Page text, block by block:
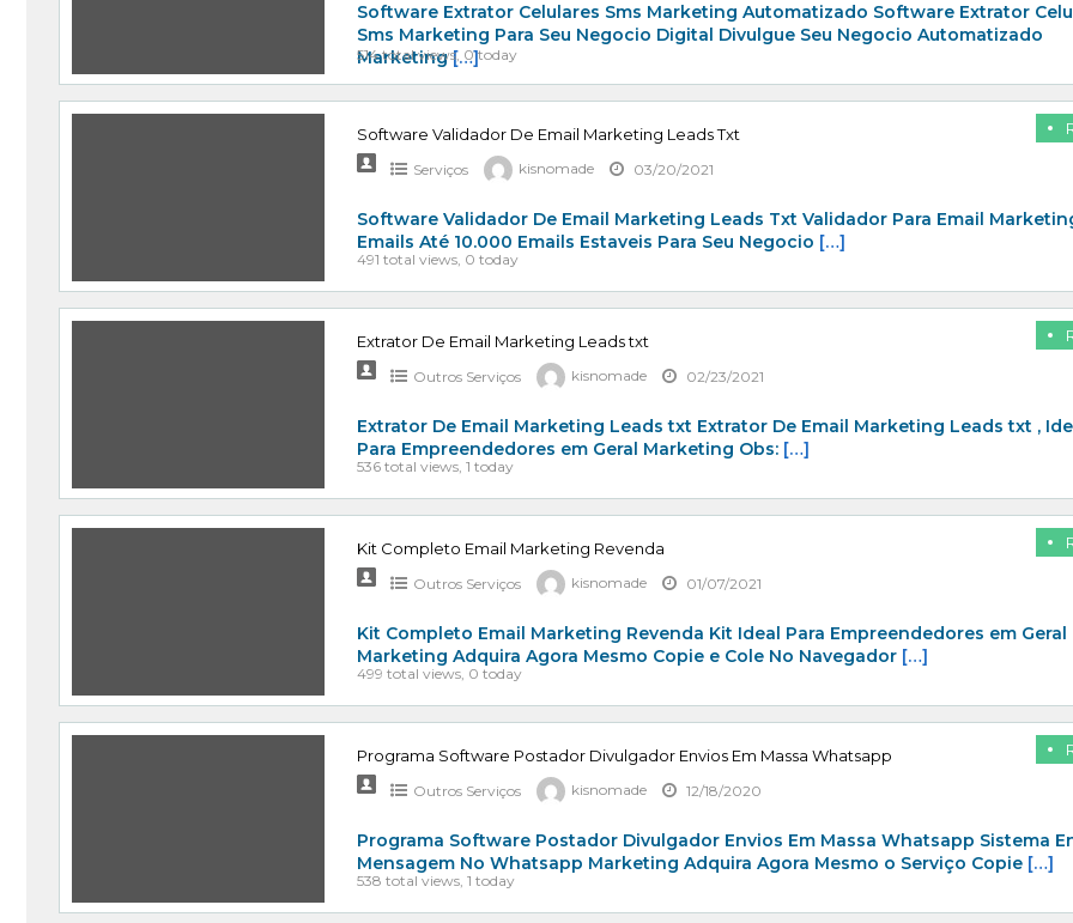
Software Extrator Celulares Sms Marketing Automatizado Software Extrator
Sms Marketing Para Seu Negocio Digital Divulgue Seu Negocio Automatizado
Marketing[…]
514 total views, 0 today
Software Validador De Email Marketing Leads Txt
Serviços kisnomade 03/20/2021
Software Validador De Email Marketing Leads Txt Validador Para Email
Emails Até 10.000 Emails Estaveis Para Seu Negocio […]
491 total views, 0 today
Extrator De Email Marketing Leads txt
Outros Serviços kisnomade 02/23/2021
Extrator De Email Marketing Leads txt Extrator De Email Marketing Leads txt ,
Para Empreendedores em Geral Marketing Obs: […]
536 total views, 1 today
Kit Completo Email Marketing Revenda
Outros Serviços kisnomade 01/07/2021
Kit Completo Email Marketing Revenda Kit Ideal Para Empreendedores em Geral
Marketing Adquira Agora Mesmo Copie e Cole No Navegador […]
499 total views, 0 today
Programa Software Postador Divulgador Envios Em Massa Whatsapp
Outros Serviços kisnomade 12/18/2020
Programa Software Postador Divulgador Envios Em Massa Whatsapp Sistema
Mensagem No Whatsapp Marketing Adquira Agora Mesmo o Serviço Copie […]
538 total views, 1 today